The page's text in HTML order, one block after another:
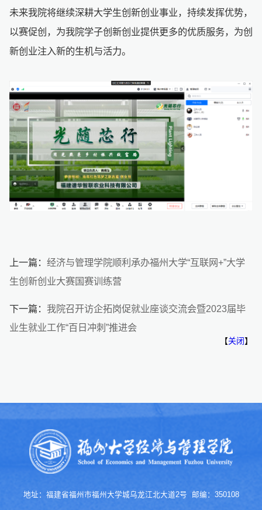
未来我院将继续深耕大学生创新创业事业，持续发挥优势，
以赛促创，为我院学子创新创业提供更多的优质服务，为创
新创业注入新的生机与活力。
上一篇： 经济与管理学院顺利承办福州大学“互联网+”大学
生创新创业大赛国赛训练营
下一篇： 我院召开访企拓岗促就业座谈交流会暨2023届毕
业生就业工作“百日冲刺”推进会
【关闭】
地址：福建省福州市福州大学城乌龙江北大道2号 邮编：350108